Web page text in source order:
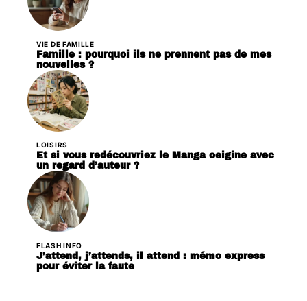
VIE DE FAMILLE
Famille : pourquoi ils ne prennent pas de mes
nouvelles ?
LOISIRS
Et si vous redécouvriez le Manga oeigine avec
un regard d’auteur ?
FLASH INFO
J’attend, j’attends, il attend : mémo express
pour éviter la faute